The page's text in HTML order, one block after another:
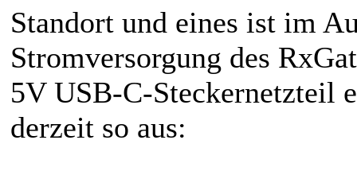
Standort und eines ist im
Stromversorgung des
5V USB-C-Steckernetzteil
derzeit so aus: